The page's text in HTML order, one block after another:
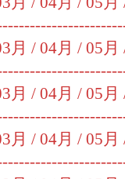
月 / 04月 / 05月
月 / 04月 / 05月
月 / 04月 / 05月